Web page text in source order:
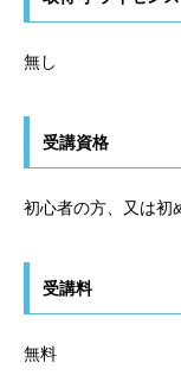
無し
受講資格
初心者の方、又は初
受講料
無料